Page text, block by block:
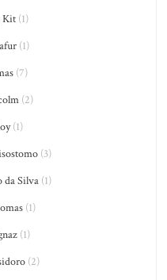
Kit (1)
(1)
(7)
(2)
(1)
(3)
da Silva (1)
(1)
(1)
(2)